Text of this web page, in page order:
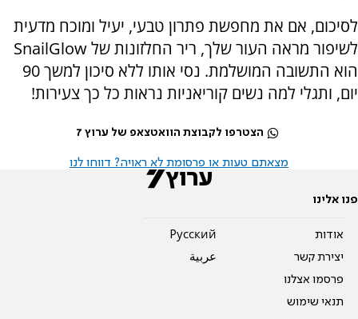
לסיכום, אם את מחפשת פתרון טבעי, יעיל ומוכח מדעית
לשיפור מראה העור שלך, ריר החלזונות שלSnailGlow
הוא התשובה המושלמת. נסי אותו ללא סיכון למשך 90
יום, ותגלי למה נשים קוריאניות נראות כל כך צעירות!
הצטרפו לקבוצת הוואטצאפ של ערוץ 7
מצאתם טעות או פרסומת לא ראויה? דווחו לנו
פנו אלינו
אודות
יצירת קשר
פרסמו אצלנו
תנאי שימוש
Pусский
عربية